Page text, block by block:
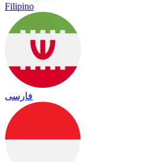
Filipino
فارسی